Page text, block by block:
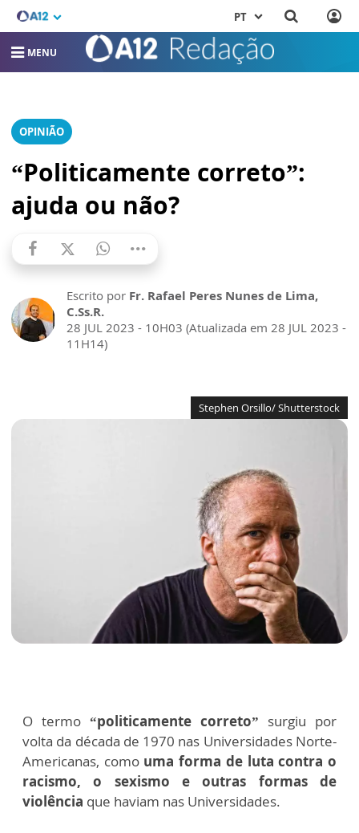
PT
MENU
OPINIÃO
“Politicamente correto”:
ajuda ou não?
Escrito por Fr. Rafael Peres Nunes de Lima,
C.Ss.R.
28 JUL 2023 - 10H03 (Atualizada em 28 JUL 2023 -
11H14)
Stephen Orsillo/ Shutterstock
O termo “politicamente correto” surgiu por
volta da década de 1970 nas Universidades Norte-
Americanas, como uma forma de luta contra o
racismo, o sexismo e outras formas de
violência que haviam nas Universidades.